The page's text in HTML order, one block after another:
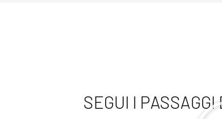
SEGUI I PASSAGGI